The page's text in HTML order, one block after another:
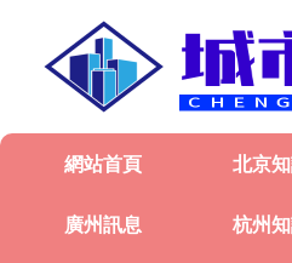
網站首頁 北京
廣州訊息 杭州